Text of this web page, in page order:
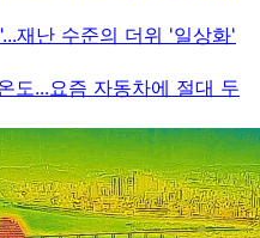
재난 수준의 더위 '일상화'
도...요즘 자동차에 절대 두